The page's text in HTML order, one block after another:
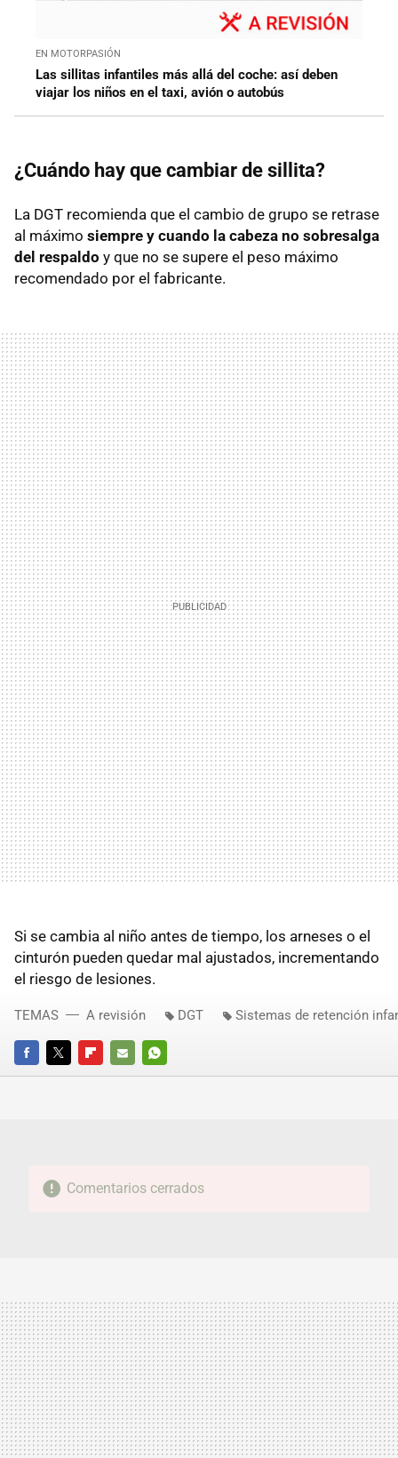
EN MOTORPASIÓN
Las sillitas infantiles más allá del coche: así deben
viajar los niños en el taxi, avión o autobús
¿Cuándo hay que cambiar de sillita?
La DGT recomienda que el cambio de grupo se retrase
al máximo siempre y cuando la cabeza no sobresalga
del respaldo y que no se supere el peso máximo
recomendado por el fabricante.
Si se cambia al niño antes de tiempo, los arneses o el
cinturón pueden quedar mal ajustados, incrementando
el riesgo de lesiones.
FACEBOOKTWITTERFLIPBOARD
E-
WHATSAPP
TEMAS A revisión DGT Sistemas de retención
Comentarios cerrados